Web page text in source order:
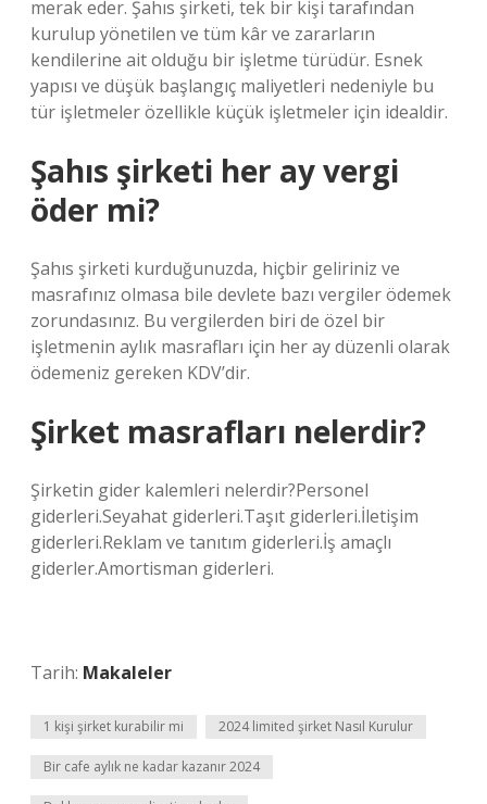
merak eder. Şahıs şirketi, tek bir kişi tarafından
kurulup yönetilen ve tüm kâr ve zararların
kendilerine ait olduğu bir işletme türüdür. Esnek
yapısı ve düşük başlangıç ​​maliyetleri nedeniyle bu
tür işletmeler özellikle küçük işletmeler için idealdir.
Şahıs şirketi her ay vergi
öder mi?
Şahıs şirketi kurduğunuzda, hiçbir geliriniz ve
masrafınız olmasa bile devlete bazı vergiler ödemek
zorundasınız. Bu vergilerden biri de özel bir
işletmenin aylık masrafları için her ay düzenli olarak
ödemeniz gereken KDV’dir.
Şirket masrafları nelerdir?
Şirketin gider kalemleri nelerdir?Personel
giderleri.Seyahat giderleri.Taşıt giderleri.İletişim
giderleri.Reklam ve tanıtım giderleri.İş amaçlı
giderler.Amortisman giderleri.
Tarih: Makaleler
1 kişi şirket kurabilir mi 2024 limited şirket Nasıl Kurulur
Bir cafe aylık ne kadar kazanır 2024